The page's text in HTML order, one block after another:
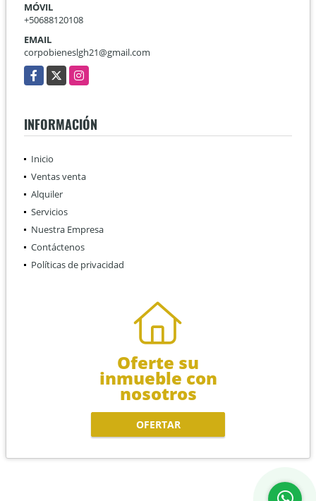
MÓVIL
+50688120108
EMAIL
corpobieneslgh21@gmail.com
Facebook
X Instagram
INFORMACIÓN
Inicio
Ventas venta
Alquiler
Servicios
Nuestra Empresa
Contáctenos
Políticas de privacidad
Oferte su
inmueble con
nosotros
OFERTAR